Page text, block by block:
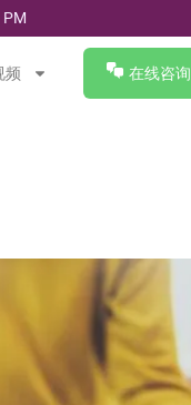
频 在线咨询